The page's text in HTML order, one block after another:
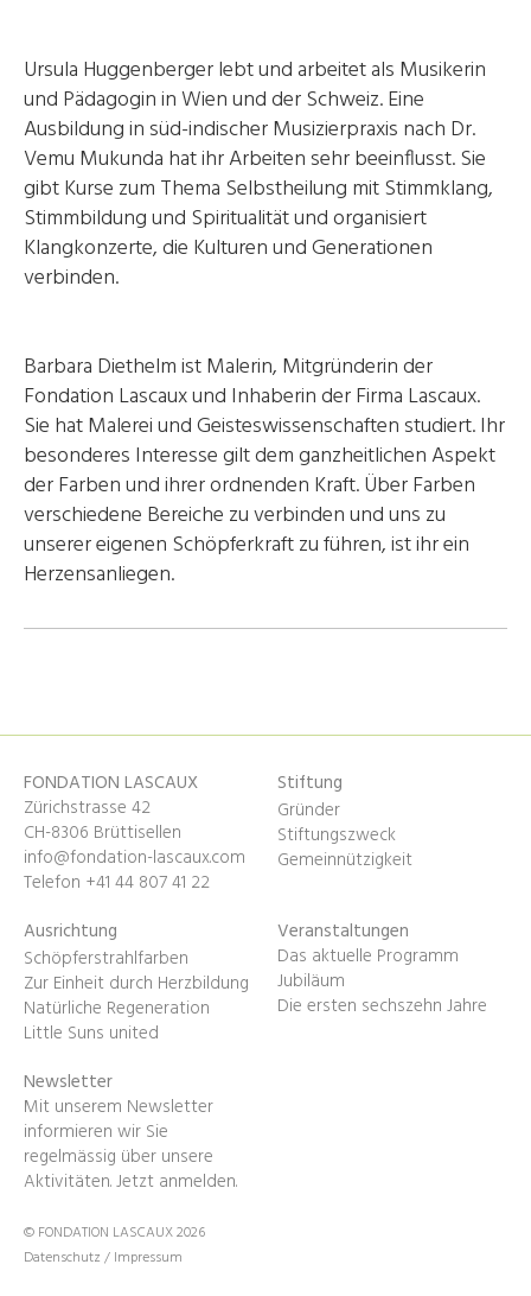
Ursula Huggenberger lebt und arbeitet als Musikerin
und Pädagogin in Wien und der Schweiz. Eine
Ausbildung in süd-indischer Musizierpraxis nach Dr.
Vemu Mukunda hat ihr Arbeiten sehr beeinflusst. Sie
gibt Kurse zum Thema Selbstheilung mit Stimmklang,
Stimmbildung und Spiritualität und organisiert
Klangkonzerte, die Kulturen und Generationen
verbinden.
Barbara Diethelm ist Malerin, Mitgründerin der
Fondation Lascaux und Inhaberin der Firma Lascaux.
Sie hat Malerei und Geisteswissenschaften studiert. Ihr
besonderes Interesse gilt dem ganzheitlichen Aspekt
der Farben und ihrer ordnenden Kraft. Über Farben
verschiedene Bereiche zu verbinden und uns zu
unserer eigenen Schöpferkraft zu führen, ist ihr ein
Herzensanliegen.
FONDATION LASCAUX
Zürichstrasse 42
CH-8306 Brüttisellen
info@fondation-lascaux.com
Telefon +41 44 807 41 22
Stiftung
Gründer
Stiftungszweck
Gemeinnützigkeit
Ausrichtung
Schöpferstrahlfarben
Zur Einheit durch Herzbildung
Natürliche Regeneration
Little Suns united
Veranstaltungen
Das aktuelle Programm
Jubiläum
Die ersten sechszehn Jahre
Newsletter
Mit unserem Newsletter
informieren wir Sie
regelmässig über unsere
Aktivitäten.Jetzt anmelden.
© FONDATION LASCAUX 2026
Datenschutz / Impressum